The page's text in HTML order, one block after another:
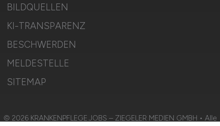
BILDQUELLEN
KI-TRANSPARENZ
BESCHWERDEN
MELDESTELLE
SITEMAP
© 2026 KRANKENPFLEGE.JOBS – ZIEGELER MEDIEN GMBH • Alle